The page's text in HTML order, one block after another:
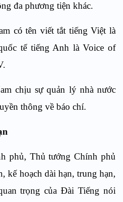
đa phương tiện khác.
có tên viết tắt tiếng Việt là
tế tiếng Anh làVoice of
chịu sự quản lý nhà nước
thông về báo chí.
phủ, Thủ tướng Chính phủ
kế hoạch dài hạn, trung hạn,
trọng của Đài Tiếng nói